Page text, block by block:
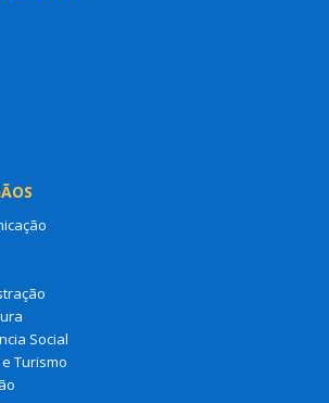
Social
Turismo